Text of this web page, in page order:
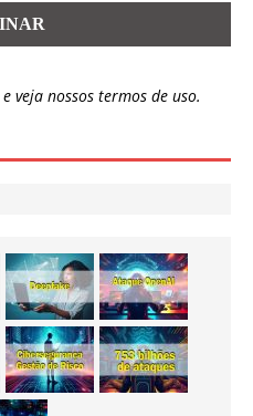
e veja nossos termos de uso.